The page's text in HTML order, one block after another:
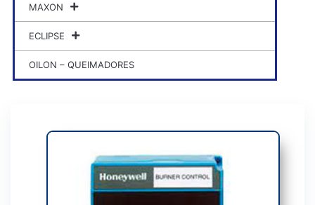
MAXON
ECLIPSE
OILON – QUEIMADORES